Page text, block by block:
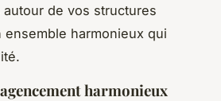
de vos structures
harmonieux qui
harmonieux